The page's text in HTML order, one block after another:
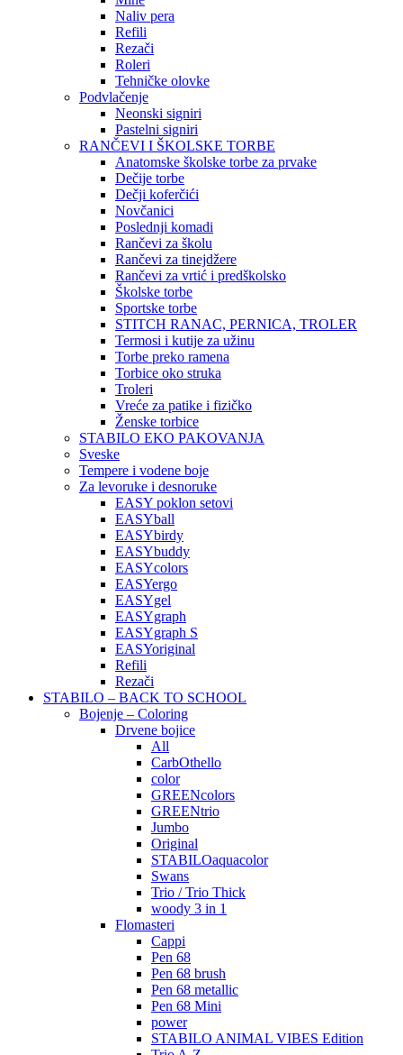
Naliv pera
Refili
Rezači
Roleri
Tehničke olovke
Podvlačenje
Neonski signiri
Pastelni signiri
RANČEVI I ŠKOLSKE TORBE
Anatomske školske torbe za prvake
Dečije torbe
Dečji koferčići
Novčanici
Poslednji komadi
Rančevi za školu
Rančevi za tinejdžere
Rančevi za vrtić i predškolsko
Školske torbe
Sportske torbe
STITCH RANAC, PERNICA, TROLER
Termosi i kutije za užinu
Torbe preko ramena
Torbice oko struka
Troleri
Vreće za patike i fizičko
Ženske torbice
STABILO EKO PAKOVANJA
Sveske
Tempere i vodene boje
Za levoruke i desnoruke
EASY poklon setovi
EASYball
EASYbirdy
EASYbuddy
EASYcolors
EASYergo
EASYgel
EASYgraph
EASYgraph S
EASYoriginal
Refili
Rezači
STABILO – BACK TO SCHOOL
Bojenje – Coloring
Drvene bojice
All
CarbOthello
color
GREENcolors
GREENtrio
Jumbo
Original
STABILOaquacolor
Swans
Trio / Trio Thick
woody 3 in 1
Flomasteri
Cappi
Pen 68
Pen 68 brush
Pen 68 metallic
Pen 68 Mini
power
STABILO ANIMAL VIBES Edition